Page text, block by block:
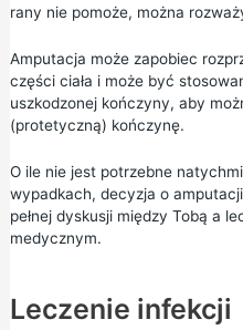
rany nie pomoże, można
Amputacja może zapobiec
części ciała i może być
uszkodzonej kończyny, aby
(protetyczną) kończynę.
O ile nie jest potrzebne
wypadkach, decyzja o
pełnej dyskusji między Tobą a
medycznym.
Leczenie infekcji